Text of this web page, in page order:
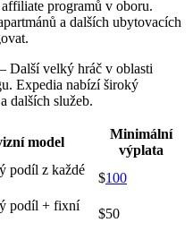
programů v oboru.
a dalších ubytovacích
– Další velký hráč v oblasti
Expedia nabízí široký
dalších služeb.
model
Minimální
výplata
podíl z každé
$100
podíl + fixní
$50